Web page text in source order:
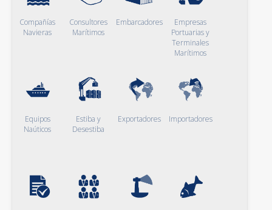
Compañías
Navieras
Consultores
Marítimos
Embarcadores
Empresas
Portuarias y
Terminales
Marítimos
Equipos
Naúticos
Estiba y
Desestiba
Exportadores Importadores